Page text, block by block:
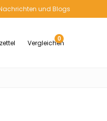
und Blogs
0
Vergleichen